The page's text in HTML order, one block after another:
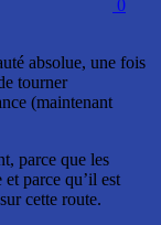
0
absolue, une fois
tourner
(maintenant
parce que les
parce qu’il est
cette route.